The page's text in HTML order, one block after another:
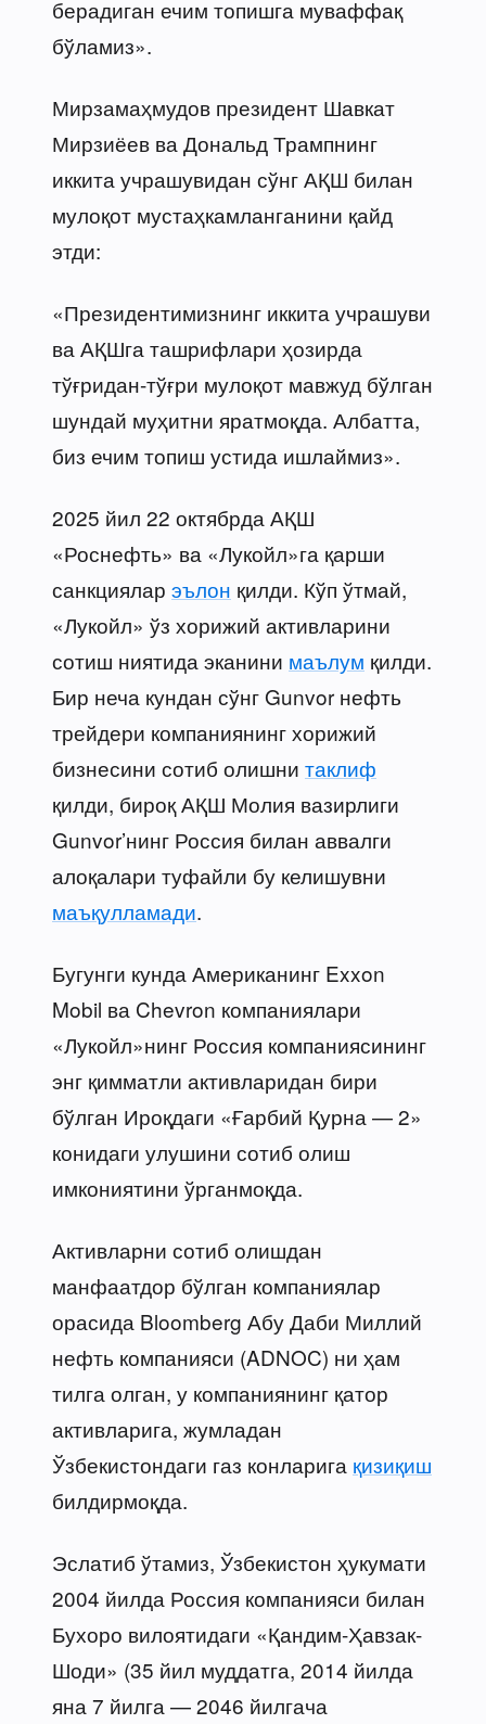
берадиган ечим топишга муваффақ
бўламиз».
Мирзамаҳмудов президент Шавкат
Мирзиёев ва Дональд Трампнинг
иккита учрашувидан сўнг АҚШ билан
мулоқот мустаҳкамланганини қайд
этди:
«Президентимизнинг иккита учрашуви
ва АҚШга ташрифлари ҳозирда
тўғридан-тўғри мулоқот мавжуд бўлган
шундай муҳитни яратмоқда. Албатта,
биз ечим топиш устида ишлаймиз».
2025 йил 22 октябрда АҚШ
«Роснефть» ва «Лукойл»га қарши
санкциялар эълон қилди. Кўп ўтмай,
«Лукойл» ўз хорижий активларини
сотиш ниятида эканини маълум қилди.
Бир неча кундан сўнг Gunvor нефть
трейдери компаниянинг хорижий
бизнесини сотиб олишни таклиф
қилди, бироқ АҚШ Молия вазирлиги
Gunvor’нинг Россия билан аввалги
алоқалари туфайли бу келишувни
маъқулламади.
Бугунги кунда Американинг Exxon
Mobil ва Chevron компаниялари
«Лукойл»нинг Россия компаниясининг
энг қимматли активларидан бири
бўлган Ироқдаги «Ғарбий Қурна — 2»
конидаги улушини сотиб олиш
имкониятини ўрганмоқда.
Активларни сотиб олишдан
манфаатдор бўлган компаниялар
орасида Bloomberg Абу Даби Миллий
нефть компанияси (ADNOC) ни ҳам
тилга олган, у компаниянинг қатор
активларига, жумладан
Ўзбекистондаги газ конларига қизиқиш
билдирмоқда.
Эслатиб ўтамиз, Ўзбекистон ҳукумати
2004 йилда Россия компанияси билан
Бухоро вилоятидаги «Қандим-Ҳавзак-
Шоди» (35 йил муддатга, 2014 йилда
яна 7 йилга — 2046 йилгача